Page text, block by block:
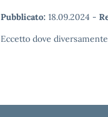
Pubblicato: 18.09.2024 -
Eccetto dove